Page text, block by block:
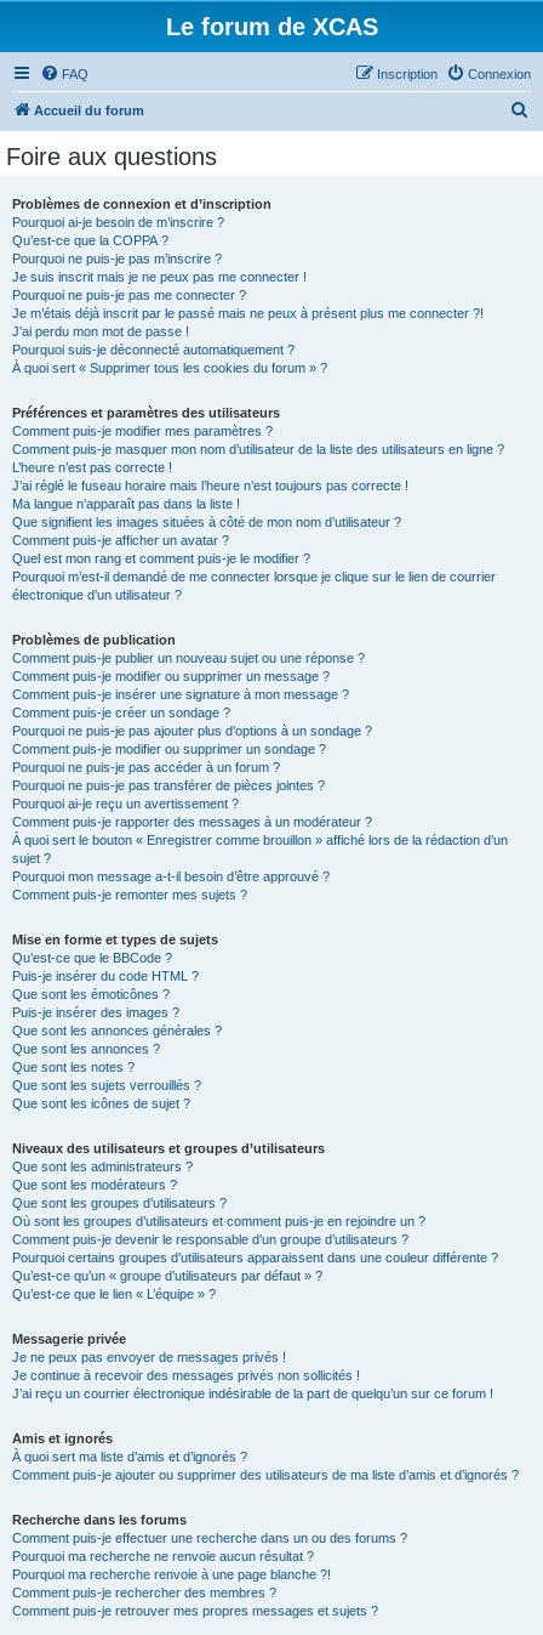
Le forum de XCAS
FAQ Connexion
Inscription
Accueil du forum
Foire aux questions
Problèmes de connexion et d’inscription
Pourquoi ai-je besoin de m’inscrire ?
Qu’est-ce que la COPPA ?
Pourquoi ne puis-je pas m’inscrire ?
Je suis inscrit mais je ne peux pas me connecter !
Pourquoi ne puis-je pas me connecter ?
Je m’étais déjà inscrit par le passé mais ne peux à présent plus me connecter ?!
J’ai perdu mon mot de passe !
Pourquoi suis-je déconnecté automatiquement ?
À quoi sert « Supprimer tous les cookies du forum » ?
Préférences et paramètres des utilisateurs
Comment puis-je modifier mes paramètres ?
Comment puis-je masquer mon nom d’utilisateur de la liste des utilisateurs en ligne ?
L’heure n’est pas correcte !
J’ai réglé le fuseau horaire mais l’heure n’est toujours pas correcte !
Ma langue n’apparaît pas dans la liste !
Que signifient les images situées à côté de mon nom d’utilisateur ?
Comment puis-je afficher un avatar ?
Quel est mon rang et comment puis-je le modifier ?
Pourquoi m’est-il demandé de me connecter lorsque je clique sur le lien de courrier
électronique d’un utilisateur ?
Problèmes de publication
Comment puis-je publier un nouveau sujet ou une réponse ?
Comment puis-je modifier ou supprimer un message ?
Comment puis-je insérer une signature à mon message ?
Comment puis-je créer un sondage ?
Pourquoi ne puis-je pas ajouter plus d’options à un sondage ?
Comment puis-je modifier ou supprimer un sondage ?
Pourquoi ne puis-je pas accéder à un forum ?
Pourquoi ne puis-je pas transférer de pièces jointes ?
Pourquoi ai-je reçu un avertissement ?
Comment puis-je rapporter des messages à un modérateur ?
À quoi sert le bouton « Enregistrer comme brouillon » affiché lors de la rédaction d’un
sujet ?
Pourquoi mon message a-t-il besoin d’être approuvé ?
Comment puis-je remonter mes sujets ?
Mise en forme et types de sujets
Qu’est-ce que le BBCode ?
Puis-je insérer du code HTML ?
Que sont les émoticônes ?
Puis-je insérer des images ?
Que sont les annonces générales ?
Que sont les annonces ?
Que sont les notes ?
Que sont les sujets verrouillés ?
Que sont les icônes de sujet ?
Niveaux des utilisateurs et groupes d’utilisateurs
Que sont les administrateurs ?
Que sont les modérateurs ?
Que sont les groupes d’utilisateurs ?
Où sont les groupes d’utilisateurs et comment puis-je en rejoindre un ?
Comment puis-je devenir le responsable d’un groupe d’utilisateurs ?
Pourquoi certains groupes d’utilisateurs apparaissent dans une couleur différente ?
Qu’est-ce qu’un « groupe d’utilisateurs par défaut » ?
Qu’est-ce que le lien « L’équipe » ?
Messagerie privée
Je ne peux pas envoyer de messages privés !
Je continue à recevoir des messages privés non sollicités !
J’ai reçu un courrier électronique indésirable de la part de quelqu’un sur ce forum !
Amis et ignorés
À quoi sert ma liste d’amis et d’ignorés ?
Comment puis-je ajouter ou supprimer des utilisateurs de ma liste d’amis et d’ignorés ?
Recherche dans les forums
Comment puis-je effectuer une recherche dans un ou des forums ?
Pourquoi ma recherche ne renvoie aucun résultat ?
Pourquoi ma recherche renvoie à une page blanche ?!
Comment puis-je rechercher des membres ?
Comment puis-je retrouver mes propres messages et sujets ?